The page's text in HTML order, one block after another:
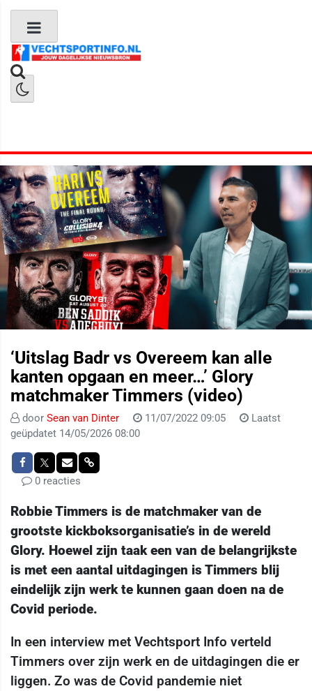
‘Uitslag Badr vs Overeem kan alle
kanten opgaan en meer…’ Glory
matchmaker Timmers (video)
door Sean van Dinter 11/07/2022 09:05
Laatst
geüpdatet 14/05/2026 08:00
0 reacties
Robbie Timmers is de matchmaker van de
grootste kickboksorganisatie’s in de wereld
Glory. Hoewel zijn taak een van de belangrijkste
is met een aantal uitdagingen is Timmers blij
eindelijk zijn werk te kunnen gaan doen na de
Covid periode.
In een interview met Vechtsport Info verteld
Timmers over zijn werk en de uitdagingen die er
liggen. Zo was de Covid pandemie niet